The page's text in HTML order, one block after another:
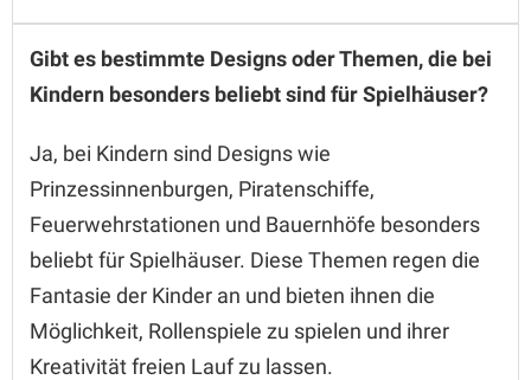
Gibt es bestimmte Designs oder Themen, die bei
Kindern besonders beliebt sind für Spielhäuser?
Ja, bei Kindern sind Designs wie
Prinzessinnenburgen, Piratenschiffe,
Feuerwehrstationen und Bauernhöfe besonders
beliebt für Spielhäuser. Diese Themen regen die
Fantasie der Kinder an und bieten ihnen die
Möglichkeit, Rollenspiele zu spielen und ihrer
Kreativität freien Lauf zu lassen.